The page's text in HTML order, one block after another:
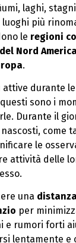
laghi,
più
le regioni
Nord America
.
attive durante le
sono i
Durante il
come
le
attività delle
una
per
e rumori forti
lentamente e